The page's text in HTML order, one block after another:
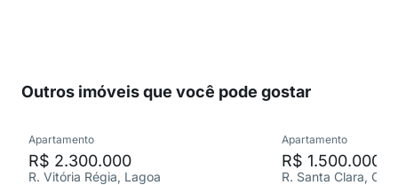
Outros imóveis que você pode gostar
Apartamento
R$ 2.300.000
R. Vitória Régia, Lagoa
Apartamento
R$ 1.500.000
R. Santa Clara,